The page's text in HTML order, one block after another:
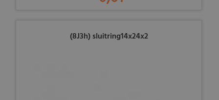
(8J3h) sluitring14x24x2